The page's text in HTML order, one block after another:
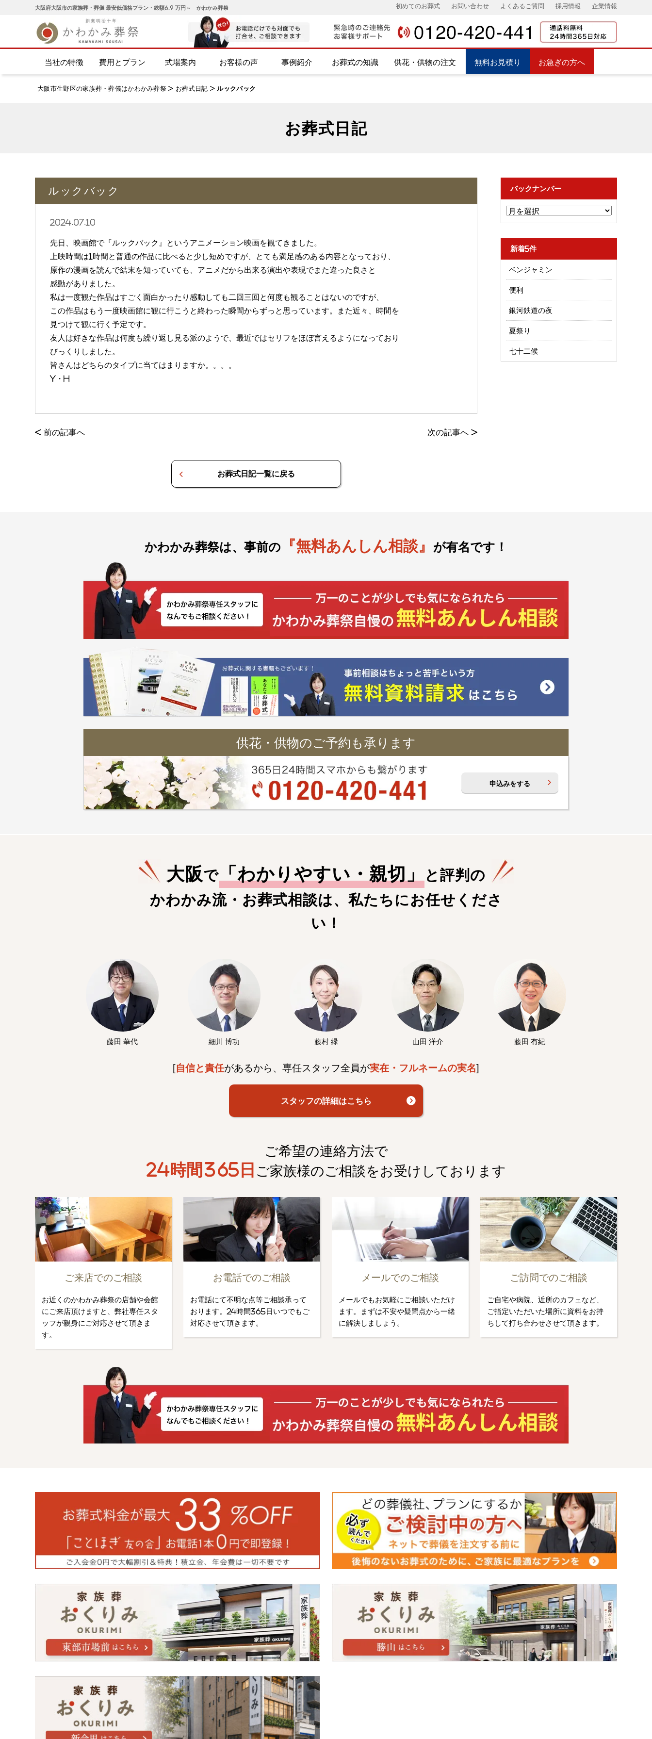
大阪府大阪市の家族葬・葬儀 最安低価格プラン・総額6.9 万円～ かわかみ葬祭 初めてのお葬式 お問い合わせ よくあるご質問 採用情報 企業情報
当社の特徴 費用とプラン 式場案内 お客様の声 事例紹介 お葬式の知識 供花・供物の注文 無料お見積り お急ぎの方へ
大阪市生野区の家族葬・葬儀はかわかみ葬祭 > お葬式日記 > ルックバック
お葬式日記
ルックバック
2024.07.10
先日、映画館で『ルックバック』というアニメーション映画を観てきました。
上映時間は1時間と普通の作品に比べると少し短めですが、とても満足感のある内容となっており、
原作の漫画を読んで結末を知っていても、アニメだから出来る演出や表現でまた違った良さと
感動がありました。
私は一度観た作品はすごく面白かったり感動しても二回三回と何度も観ることはないのですが、
この作品はもう一度映画館に観に行こうと終わった瞬間からずっと思っています。また近々、時間を
見つけて観に行く予定です。
友人は好きな作品は何度も繰り返し見る派のようで、最近ではセリフをほぼ言えるようになっており
びっくりしました。
皆さんはどちらのタイプに当てはまりますか。。。。
Y・H
< 前の記事へ 次の記事へ >
お葬式日記一覧に戻る
バックナンバー
新着5件
ベンジャミン
便利
銀河鉄道の夜
夏祭り
七十二候
かわかみ葬祭は、事前の 『無料あんしん相談』 が有名です！
供花・供物のご予約も承ります
申込みをする
大阪 で 「 わかりやすい・親切 」
と評判の
かわかみ流・お葬式相談は、私たちにお任せくださ
い！
藤田 華代 細川 博功 藤村 緑 山田 洋介 藤田 有紀
[自信と責任があるから、専任スタッフ全員が実在・フルネームの実名]
スタッフの詳細はこちら
ご希望の連絡方法で
24時間365日 ご家族様のご相談を お受けしております
ご来店でのご相談
お近くのかわかみ葬祭の店舗や会館
にご来店頂けますと、弊社専任スタ
ッフが親身にご対応させて頂きま
す。
お電話でのご相談
お電話にて不明な点等ご相談承って
おります。24時間365日いつでもご
対応させて頂きます。
メールでのご相談
メールでもお気軽にご相談いただけ
ます。まずは不安や疑問点から一緒
に解決しましょう。
ご訪問でのご相談
ご自宅や病院、近所のカフェなど、
ご指定いただいた場所に資料をお持
ちして打ち合わせさせて頂きます。